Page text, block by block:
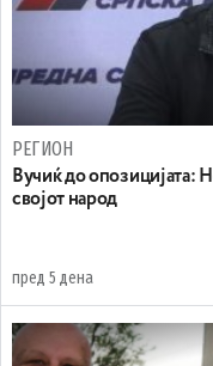
РЕГИОН
Вучиќ до опозицијата:
својот народ
пред 5 дена